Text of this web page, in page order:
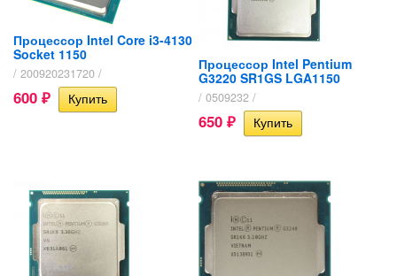
Процессор Intel Core i3-4130
Socket 1150
/ 200920231720 /
600 ₽
Процессор Intel Pentium
G3220 SR1GS LGA1150
/ 0509232 /
650 ₽